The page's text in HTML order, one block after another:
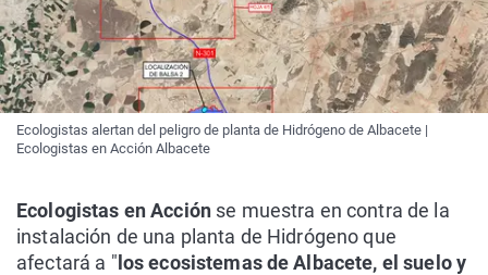
Ecologistas alertan del peligro de planta de Hidrógeno de Albacete |
Ecologistas en Acción Albacete
Ecologistas en Acciónse muestra en contra de la
instalación de una planta de Hidrógeno que
afectará a " los ecosistemas de Albacete, el suelo y